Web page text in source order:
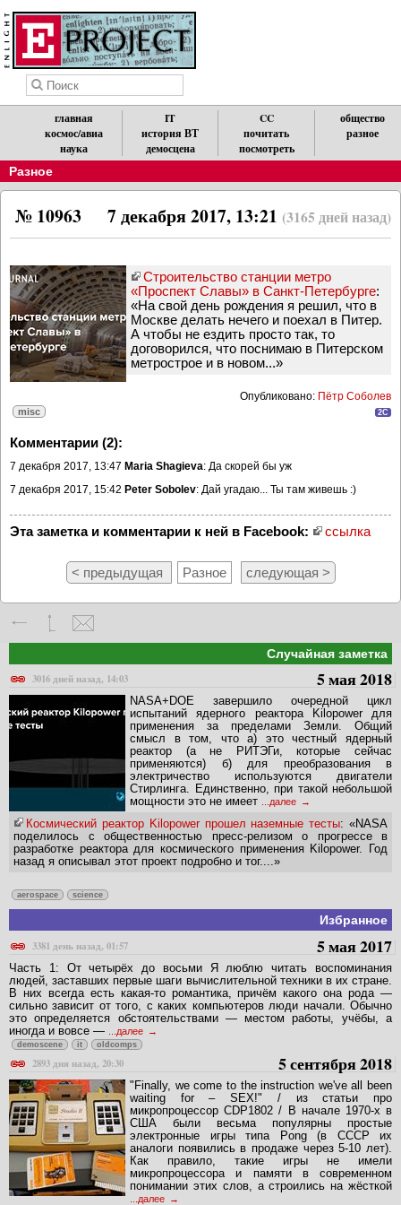
главная
космос/авиа
наука
IT
история ВТ
демосцена
CC
почитать
посмотреть
общество
разное
Разное
7 декабря 2017, 13:21 (3165 дней назад)
№ 10963
Строительство станции метро
«Проспект Славы» в Санкт-Петербурге:
«На свой день рождения я решил, что в
Москве делать нечего и поехал в Питер.
А чтобы не ездить просто так, то
договорился, что поснимаю в Питерском
метрострое и в новом...»
Опубликовано: Пётр Соболев
misc 2C
Комментарии (2):
7 декабря 2017, 13:47 Maria Shagieva: Да скорей бы уж
7 декабря 2017, 15:42 Peter Sobolev: Дай угадаю... Ты там живешь :)
Эта заметка и комментарии к ней в Facebook: ссылка
< предыдущая Разное следующая >
Случайная заметка
3016 дней назад, 14:03
5 мая 2018
NASA+DOE завершило очередной цикл
испытаний ядерного реактора Kilopower для
применения за пределами Земли. Общий
смысл в том, что а) это честный ядерный
реактор (а не РИТЭГи, которые сейчас
применяются) б) для преобразования в
электричество используются двигатели
Стирлинга. Единственно, при такой небольшой
мощности это не имеет
...далее
Космический реактор Kilopower прошел наземные тесты: «NASA
поделилось с общественностью пресс-релизом о прогрессе в
разработке реактора для космического применения Kilopower. Год
назад я описывал этот проект подробно и тог....»
aerospace science
Избранное
3381 день назад, 01:57
5 мая 2017
Часть 1: От четырёх до восьми Я люблю читать воспоминания
людей, заставших первые шаги вычислительной техники в их стране.
В них всегда есть какая-то романтика, причём какого она рода —
сильно зависит от того, с каких компьютеров люди начали. Обычно
это определяется обстоятельствами — местом работы, учёбы, а
иногда и вовсе —
...далее
demoscene it oldcomps
2893 дня назад, 20:30 5 сентября 2018
"Finally, we come to the instruction we've all been
waiting for – SEX!" / из статьи про
микропроцессор CDP1802 / В начале 1970-х в
США были весьма популярны простые
электронные игры типа Pong (в СССР их
аналоги появились в продаже через 5-10 лет).
Как правило, такие игры не имели
микропроцессора и памяти в современном
понимании этих слов, а строились на жёсткой
...далее